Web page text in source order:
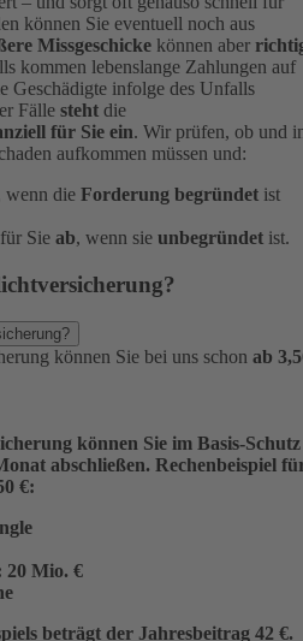
können Sie eventuell noch aus
Missgeschicke können aber
kommen lebenslange Zahlungen auf
Geschädigte infolge des Unfalls
Fälle steht die
für Sie ein. Wir prüfen, ob und
aufkommen müssen und:
wenn die Forderung begründet ist
Sie ab, wenn sie unbegründet ist.
können Sie bei uns schon ab
können Sie im Basis-Schutz
abschließen. Rechenbeispiel
€:
20 Mio. €
beträgt der Jahresbeitrag 42 €.